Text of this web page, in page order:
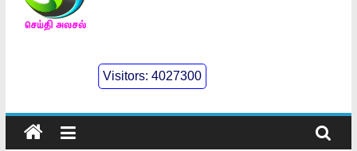
செய்திஅலசல்
Seidhialasal
Tamil
Visitors:4027300